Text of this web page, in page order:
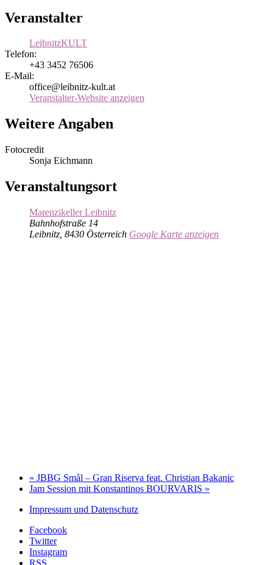
Veranstalter
LeibnitzKULT
Telefon:
+43 3452 76506
E-Mail:
office@leibnitz-kult.at
Veranstalter-Website anzeigen
Weitere Angaben
Fotocredit
Sonja Eichmann
Veranstaltungsort
Marenzikeller Leibnitz
Bahnhofstraße 14
Leibnitz 8430 Österreich Google Karte anzeigen
« JBBG Smål – Gran Riserva feat. Christian Bakanic
Jam Session mit Konstantinos BOURVARIS »
Impressum und Datenschutz
Facebook
Twitter
Instagram
RSS